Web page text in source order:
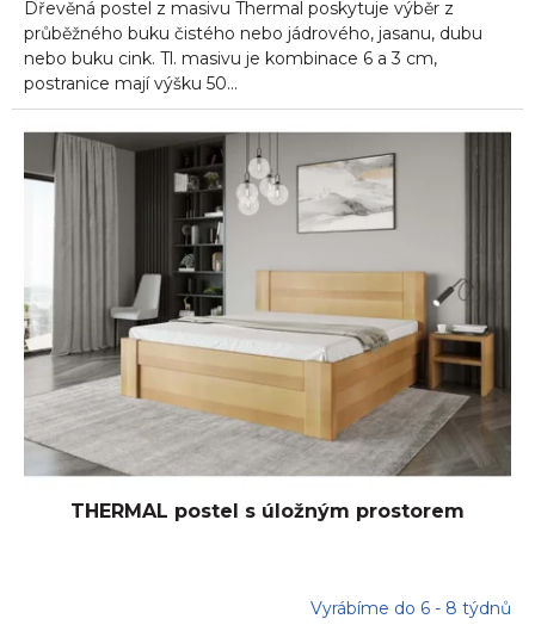
z
5
hvězdiček.
Dřevěná postel z masivu Thermal poskytuje výběr z
průběžného buku čistého nebo jádrového, jasanu, dubu
nebo buku cink. Tl. masivu je kombinace 6 a 3 cm,
postranice mají výšku 50...
THERMAL postel s úložným prostorem
Vyrábíme do 6 - 8 týdnů